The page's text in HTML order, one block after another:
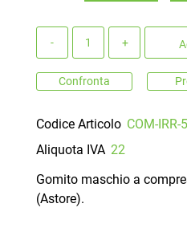
Confronta
Codice Articolo COM-IRR-
Aliquota IVA 22
Gomito maschio a
(Astore).